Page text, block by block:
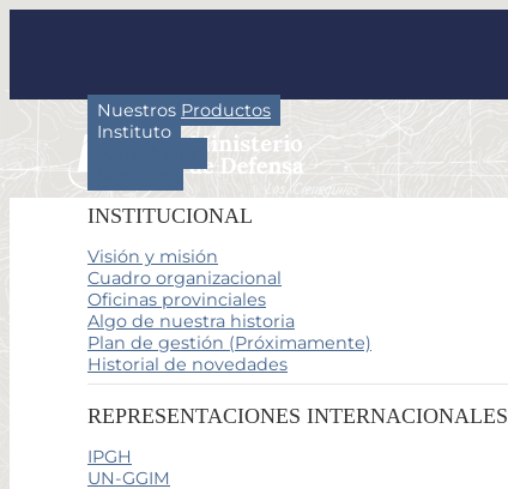
Nuestros Productos
Instituto
INSTITUCIONAL
Visión y misión
Cuadro organizacional
Oficinas provinciales
Algo de nuestra historia
Plan de gestión (Próximamente)
Historial de novedades
REPRESENTACIONES INTERNACIONALES
IPGH
UN-GGIM